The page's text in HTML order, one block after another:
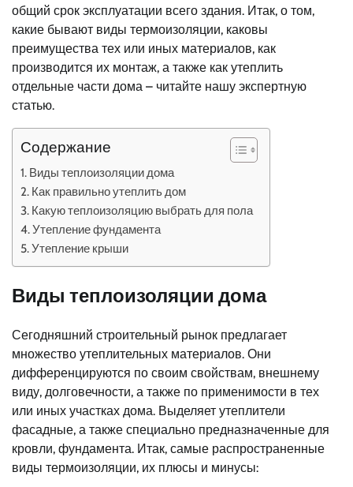
общий срок эксплуатации всего здания. Итак, о том,
какие бывают виды термоизоляции, каковы
преимущества тех или иных материалов, как
производится их монтаж, а также как утеплить
отдельные части дома – читайте нашу экспертную
статью.
Содержание
Виды теплоизоляции дома
Как правильно утеплить дом
Какую теплоизоляцию выбрать для пола
Утепление фундамента
Утепление крыши
Виды теплоизоляции дома
Сегодняшний строительный рынок предлагает
множество утеплительных материалов. Они
дифференцируются по своим свойствам, внешнему
виду, долговечности, а также по применимости в тех
или иных участках дома. Выделяет утеплители
фасадные, а также специально предназначенные для
кровли, фундамента. Итак, самые распространенные
виды термоизоляции, их плюсы и минусы: